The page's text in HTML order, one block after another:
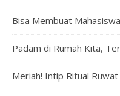
Bisa Membuat
Padam di Rumah Kita,
Meriah! Intip Ritual